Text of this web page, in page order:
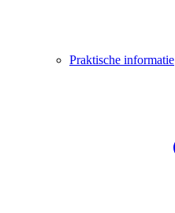
Praktische informatie